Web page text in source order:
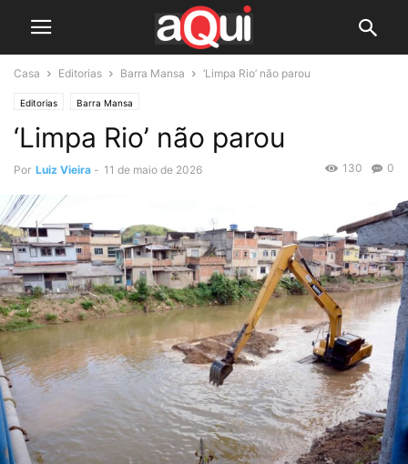
Casa Editorias Barra Mansa ‘Limpa Rio’ não parou
Editorias Barra Mansa
‘Limpa Rio’ não parou
Por Luiz Vieira - 11 de maio de 2026 0
130